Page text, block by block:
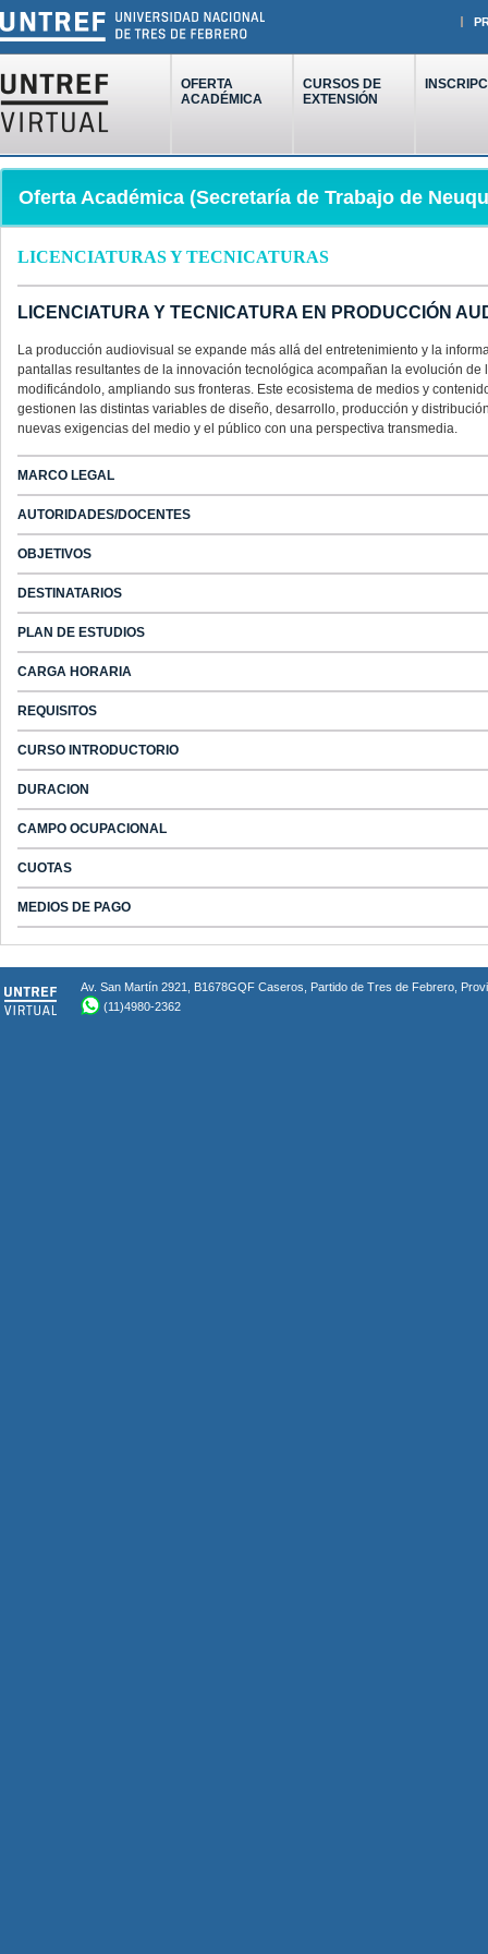
OFERTA
ACADÉMICA
CURSOS DE
EXTENSIÓN
Oferta Académica (Secretaría de Trabajo de
LICENCIATURAS Y TECNICATURAS
LICENCIATURA Y TECNICATURA EN PRODUCCIÓN
La producción audiovisual se expande más allá del entretenimiento y la
pantallas resultantes de la innovación tecnológica acompañan la evolución
modificándolo, ampliando sus fronteras. Este ecosistema de medios y
gestionen las distintas variables de diseño, desarrollo, producción y
nuevas exigencias del medio y el público con una perspectiva transmedia.
MARCO LEGAL
AUTORIDADES/DOCENTES
OBJETIVOS
DESTINATARIOS
PLAN DE ESTUDIOS
CARGA HORARIA
REQUISITOS
CURSO INTRODUCTORIO
DURACION
CAMPO OCUPACIONAL
CUOTAS
MEDIOS DE PAGO
Av. San Martín 2921, B1678GQF Caseros, Partido de Tres de Febrero,
(11)4980-2362